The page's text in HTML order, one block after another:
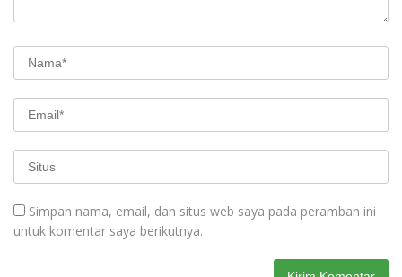
Simpan nama, email, dan situs web saya pada peramban ini
untuk komentar saya berikutnya.